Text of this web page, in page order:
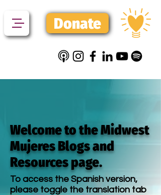
Donate
Welcome to the Midwest
Mujeres Blogs and
Resources page.
To access the Spanish version,
please toggle the translation tab